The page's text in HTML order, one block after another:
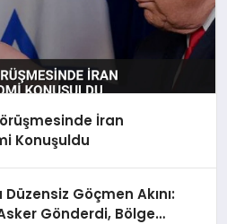
İran
Konuşuldu
Göçmen Akını:
Gönderdi, Bölge